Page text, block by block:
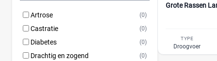
Artrose (0)
Castratie (0)
Diabetes (0)
Drachtig en zogend (0)
Grote Rassen
TYPE
Droogvoer